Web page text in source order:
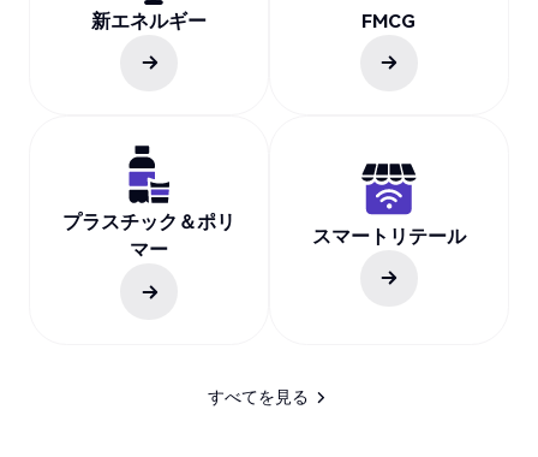
新エネルギー FMCG
プラスチック＆ポリ
マー
スマートリテール
すべてを見る